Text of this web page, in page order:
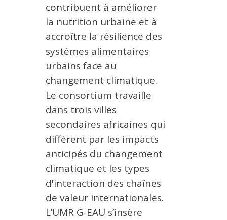
contribuent à améliorer
la nutrition urbaine et à
accroître la résilience des
systèmes alimentaires
urbains face au
changement climatique.
Le consortium travaille
dans trois villes
secondaires africaines qui
diffèrent par les impacts
anticipés du changement
climatique et les types
d'interaction des chaînes
de valeur internationales.
L’UMR G-EAU s’insère